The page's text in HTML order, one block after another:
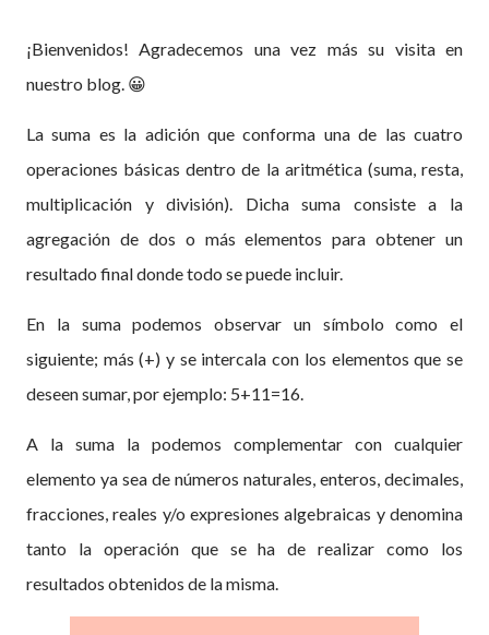
¡Bienvenidos! Agradecemos una vez más su visita en
nuestro blog. 😀
La suma es la adición que conforma una de las cuatro
operaciones básicas dentro de la aritmética (suma, resta,
multiplicación y división). Dicha suma consiste a la
agregación de dos o más elementos para obtener un
resultado final donde todo se puede incluir.
En la suma podemos observar un símbolo como el
siguiente; más (+) y se intercala con los elementos que se
deseen sumar, por ejemplo: 5+11=16.
A la suma la podemos complementar con cualquier
elemento ya sea de números naturales, enteros, decimales,
fracciones, reales y/o expresiones algebraicas y denomina
tanto la operación que se ha de realizar como los
resultados obtenidos de la misma.